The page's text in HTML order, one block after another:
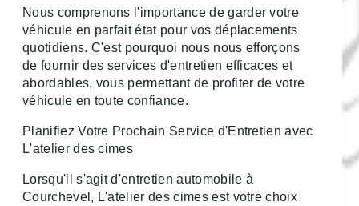
Nous comprenons l'importance de garder votre
véhicule en parfait état pour vos déplacements
quotidiens. C'est pourquoi nous nous efforçons
de fournir des services d'entretien efficaces et
abordables, vous permettant de profiter de votre
véhicule en toute confiance.
Planifiez Votre Prochain Service d'Entretien avec
L'atelier des cimes
Lorsqu'il s'agit d'entretien automobile à
Courchevel, L'atelier des cimes est votre choix